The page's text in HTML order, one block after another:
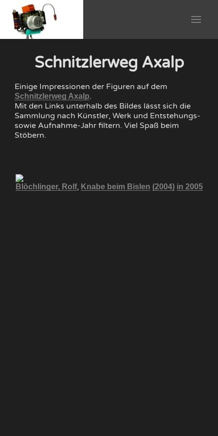
Schnitzlerweg Axalp
Einige Impressionen der Figuren auf dem
Schnitzlerweg Axalp.
Mit den Links unterhalb des Bildes lässt sich die
Sammlung nach Künstler, Werk und Entstehungs-
sowie Aufnahme-Jahr filtern. Viel Spaß beim
Stöbern.
Blöchlinger, Rolf, Knabe beim Bislen (2004) in 2005